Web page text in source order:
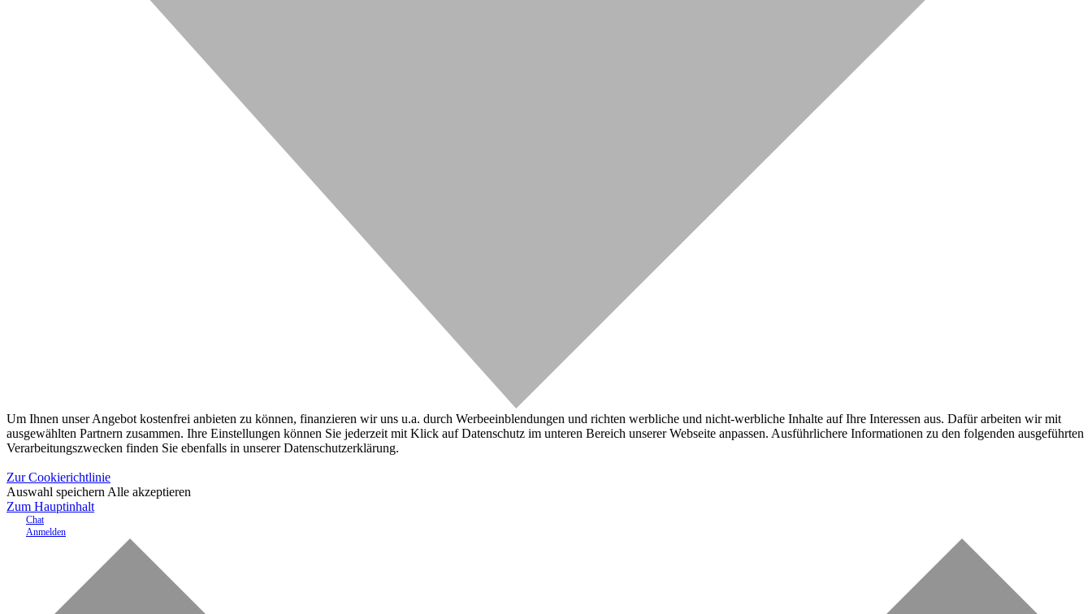
Um Ihnen unser Angebot kostenfrei anbieten zu können, finanzieren wir uns u.a. durch Werbeeinblendungen und richten werbliche und nicht-werbliche Inhalte auf Ihre Interessen aus. Dafür arbeiten wir mit
ausgewählten Partnern zusammen. Ihre Einstellungen können Sie jederzeit mit Klick auf Datenschutz im unteren Bereich unserer Webseite anpassen. Ausführlichere Informationen zu den folgenden ausgeführten
Verarbeitungszwecken finden Sie ebenfalls in unserer Datenschutzerklärung.
Zur Cookierichtlinie
Auswahl speichern Alle akzeptieren
Zum Hauptinhalt
Chat
Anmelden